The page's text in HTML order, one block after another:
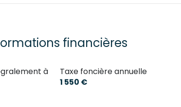
financières
à
Taxe foncière annuelle
1 550 €